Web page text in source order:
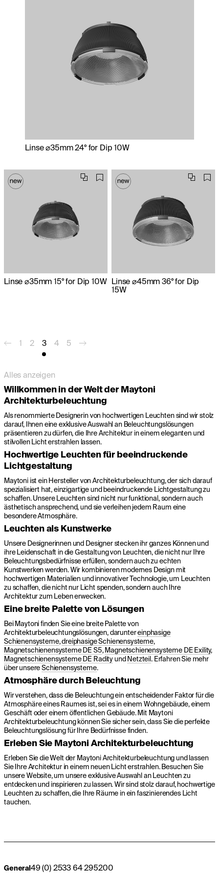
Linse ⌀35mm 24° for Dip 10W
Linse ⌀35mm 15° for Dip 10W
Linse ⌀45mm 36° for Dip
15W
1 2 3 4 5
Alles anzeigen
Willkommen in der Welt der Maytoni
Architekturbeleuchtung
Als renommierte Designerin von hochwertigen Leuchten sind wir stolz
darauf, Ihnen eine exklusive Auswahl an Beleuchtungslösungen
präsentieren zu dürfen, die Ihre Architektur in einem eleganten und
stilvollen Licht erstrahlen lassen.
Hochwertige Leuchten für beeindruckende
Lichtgestaltung
Maytoni ist ein Hersteller von Architekturbeleuchtung, der sich darauf
spezialisiert hat, einzigartige und beeindruckende Lichtgestaltung zu
schaffen. Unsere Leuchten sind nicht nur funktional, sondern auch
ästhetisch ansprechend, und sie verleihen jedem Raum eine
besondere Atmosphäre.
Leuchten als Kunstwerke
Unsere Designerinnen und Designer stecken ihr ganzes Können und
ihre Leidenschaft in die Gestaltung von Leuchten, die nicht nur Ihre
Beleuchtungsbedürfnisse erfüllen, sondern auch zu echten
Kunstwerken werden. Wir kombinieren modernes Design mit
hochwertigen Materialien und innovativer Technologie, um Leuchten
zu schaffen, die nicht nur Licht spenden, sondern auch Ihre
Architektur zum Leben erwecken.
Eine breite Palette von Lösungen
Bei Maytoni finden Sie eine breite Palette von
Architekturbeleuchtungslösungen, daruntereinphasige
Schienensysteme,dreiphasige Schienensysteme,
Magnetschienensysteme DE S5, Magnetschienensysteme DE Exility,
Magnetschienensysteme DE Radityund Netzteil . Erfahren Sie mehr
über unsereSchienensysteme.
Atmosphäre durch Beleuchtung
Wir verstehen, dass die Beleuchtung ein entscheidender Faktor für die
Atmosphäre eines Raumes ist, sei es in einem Wohngebäude, einem
Geschäft oder einem öffentlichen Gebäude. Mit Maytoni
Architekturbeleuchtung können Sie sicher sein, dass Sie die perfekte
Beleuchtungslösung für Ihre Bedürfnisse finden.
Erleben Sie Maytoni Architekturbeleuchtung
Erleben Sie die Welt der Maytoni Architekturbeleuchtung und lassen
Sie Ihre Architektur in einem neuen Licht erstrahlen. Besuchen Sie
unsere Website, um unsere exklusive Auswahl an Leuchten zu
entdecken und inspirieren zu lassen. Wir sind stolz darauf, hochwertige
Leuchten zu schaffen, die Ihre Räume in ein faszinierendes Licht
tauchen.
General 49 (0) 2533 64 295200